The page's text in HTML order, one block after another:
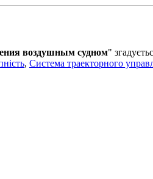
воздушным судном"
, Система траекторного